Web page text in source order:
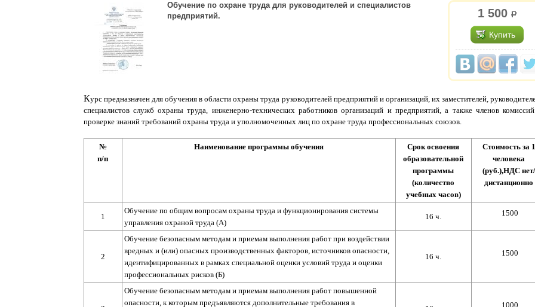
1 500 р.
Купить
Обучение по охране труда для руководителей и специалистов
предприятий.
Курс предназначен для обучения в области охраны труда руководителей предприятий и организаций, их заместителей,
специалистов служб охраны труда, инженерно-технических работников организаций и предприятий, а также членов
проверке знаний требований охраны труда и уполномоченных лиц по охране труда профессиональных союзов.
№
п/п
Наименование программы обучения
Срок освоения
образовательной
программы
(количество
учебных часов)
Стоимость за 1
человека
(руб.),НДС нет/
дистанционно
1
Обучение по общим вопросам охраны труда и функционирования системы
управления охраной труда (А)
16 ч. 1500
2
Обучение безопасным методам и приемам выполнения работ при воздействии
вредных и (или) опасных производственных факторов, источников опасности,
идентифицированных в рамках специальной оценки условий труда и оценки
профессиональных рисков (Б)
16 ч. 1500
Обучение безопасным методам и приемам выполнения работ повышенной
опасности, к которым предъявляются дополнительные требования в
1000